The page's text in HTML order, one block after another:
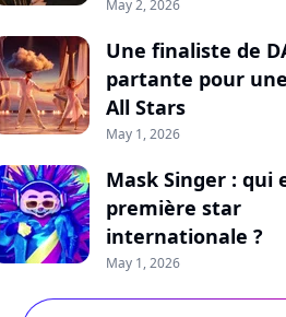
May 2, 2026
Une finaliste de
partante pour
All Stars
May 1, 2026
Mask Singer : qui
première star
internationale ?
May 1, 2026